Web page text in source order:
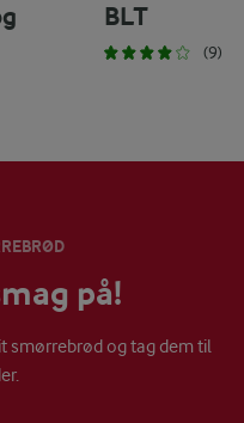
BLT
(9)
på!
smørrebrød og tag dem til